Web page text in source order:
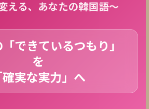
える、あなたの韓国語〜
できているつもり」
を
確実な実力」へ